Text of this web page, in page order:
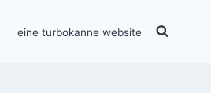
eine turbokanne website